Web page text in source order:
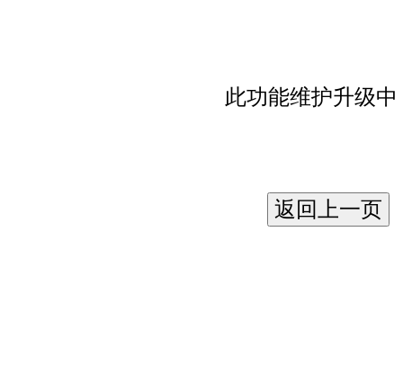
此功能维护升级